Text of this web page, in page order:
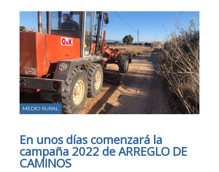
MEDIO RURAL
En unos días comenzará la
campaña 2022 de ARREGLO DE
CAMINOS